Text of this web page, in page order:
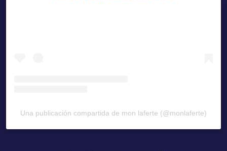
Una publicación compartida de mon laferte (@monlaferte)